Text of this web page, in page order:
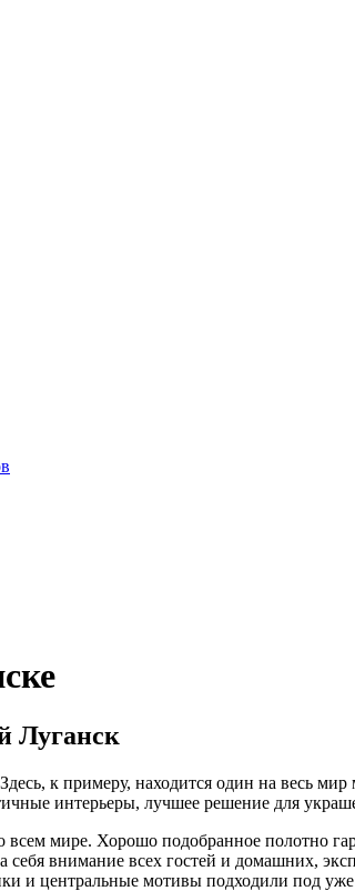
Луганск
к примеру, находится один на весь
интерьеры, лучшее решение для
мире. Хорошо подобранное полотно
внимание всех гостей и домашних,
и центральные мотивы подходили под